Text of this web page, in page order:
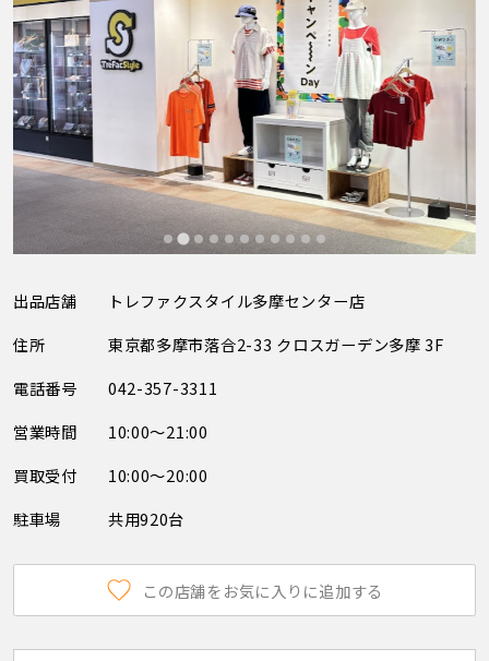
出品店舗
トレファクスタイル多摩センター店
住所
東京都多摩市落合2-33 クロスガーデン多摩 3F
電話番号
042-357-3311
営業時間
10:00～21:00
買取受付
10:00～20:00
駐車場
共用920台
この店舗をお気に入りに追加する